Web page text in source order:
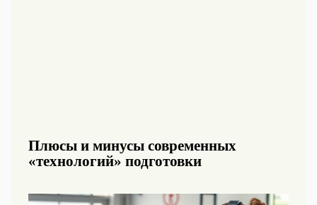
Плюсы и минусы современных
«технологий» подготовки